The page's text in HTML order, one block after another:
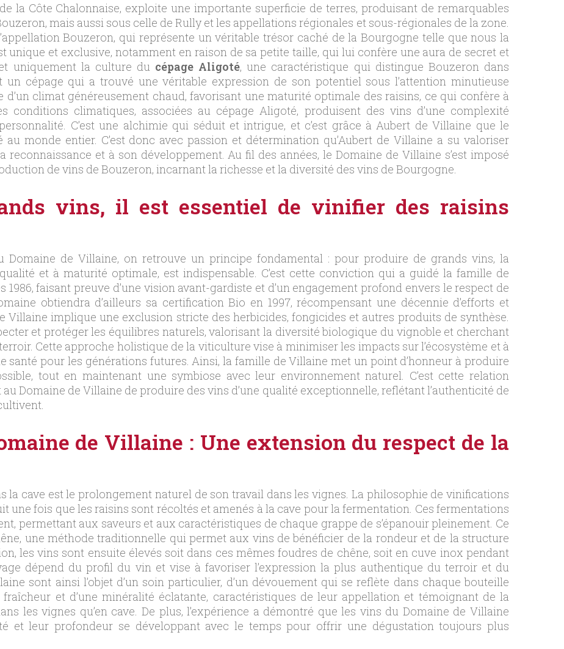
la Côte Chalonnaise, exploite une importante superficie de terres, produisant de remarquables
mais aussi sous celle de Rully et les appellations régionales et sous-régionales de la zone.
Bouzeron, qui représente un véritable trésor caché de la Bourgogne telle que nous la
unique et exclusive, notamment en raison de sa petite taille, qui lui confère une aura de secret et
uniquement la culture du cépage Aligoté, une caractéristique qui distingue Bouzeron dans
un cépage qui a trouvé une véritable expression de son potentiel sous l’attention minutieuse
d’un climat généreusement chaud, favorisant une maturité optimale des raisins, ce qui confère à
conditions climatiques, associées au cépage Aligoté, produisent des vins d’une complexité
C’est une alchimie qui séduit et intrigue, et c’est grâce à Aubert de Villaine que le
monde entier. C’est donc avec passion et détermination qu’Aubert de Villaine a su valoriser
reconnaissance et à son développement. Au fil des années, le Domaine de Villaine s’est imposé
de vins de Bouzeron, incarnant la richesse et la diversité des vins de Bourgogne.
vins, il est essentiel de vinifier des raisins
de Villaine, on retrouve un principe fondamental : pour produire de grands vins, la
et à maturité optimale, est indispensable. C’est cette conviction qui a guidé la famille de
1986, faisant preuve d’une vision avant-gardiste et d’un engagement profond envers le respect de
obtiendra d’ailleurs sa certification Bio en 1997, récompensant une décennie d’efforts et
Villaine implique une exclusion stricte des herbicides, fongicides et autres produits de synthèse.
et protéger les équilibres naturels, valorisant la diversité biologique du vignoble et cherchant
Cette approche holistique de la viticulture vise à minimiser les impacts sur l’écosystème et à
santé pour les générations futures. Ainsi, la famille de Villaine met un point d’honneur à produire
tout en maintenant une symbiose avec leur environnement naturel. C’est cette relation
Domaine de Villaine de produire des vins d’une qualité exceptionnelle, reflétant l’authenticité de
de Villaine : Une extension du respect de la
la cave est le prolongement naturel de son travail dans les vignes. La philosophie de vinifications
une fois que les raisins sont récoltés et amenés à la cave pour la fermentation. Ces fermentations
permettant aux saveurs et aux caractéristiques de chaque grappe de s’épanouir pleinement. Ce
une méthode traditionnelle qui permet aux vins de bénéficier de la rondeur et de la structure
les vins sont ensuite élevés soit dans ces mêmes foudres de chêne, soit en cuve inox pendant
dépend du profil du vin et vise à favoriser l’expression la plus authentique du terroir et du
sont ainsi l’objet d’un soin particulier, d’un dévouement qui se reflète dans chaque bouteille
et d’une minéralité éclatante, caractéristiques de leur appellation et témoignant de la
les vignes qu’en cave. De plus, l’expérience a démontré que les vins du Domaine de Villaine
et leur profondeur se développant avec le temps pour offrir une dégustation toujours plus